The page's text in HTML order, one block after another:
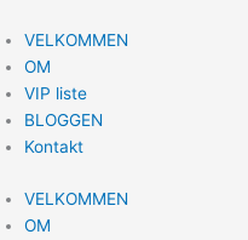
til
indholdet
VELKOMMEN
OM
VIP liste
BLOGGEN
Kontakt
VELKOMMEN
OM